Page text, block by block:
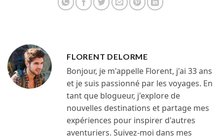
FLORENT DELORME
Bonjour, je m'appelle Florent, j'ai 33 ans
et je suis passionné par les voyages. En
tant que blogueur, j'explore de
nouvelles destinations et partage mes
expériences pour inspirer d'autres
aventuriers. Suivez-moi dans mes